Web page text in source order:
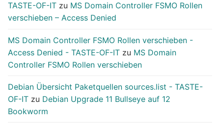
TASTE-OF-IT zu MS Domain Controller FSMO Rollen
verschieben – Access Denied
MS Domain Controller FSMO Rollen verschieben -
Access Denied - TASTE-OF-IT zu MS Domain
Controller FSMO Rollen verschieben
Debian Übersicht Paketquellen sources.list - TASTE-
OF-IT zu Debian Upgrade 11 Bullseye auf 12
Bookworm